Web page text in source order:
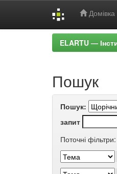
Домівка
ELARTU —
Пошук
Пошук:
запит
Поточні фільтри: